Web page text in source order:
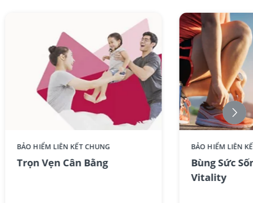
BẢO HIỂM LIÊN KẾT CHUNG
Trọn Vẹn Cân Bằng
BẢO HIỂM LIÊN
Bùng Sức
Vitality